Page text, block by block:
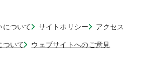
について サイトポリシー アクセス
ついて ウェブサイトへのご意見